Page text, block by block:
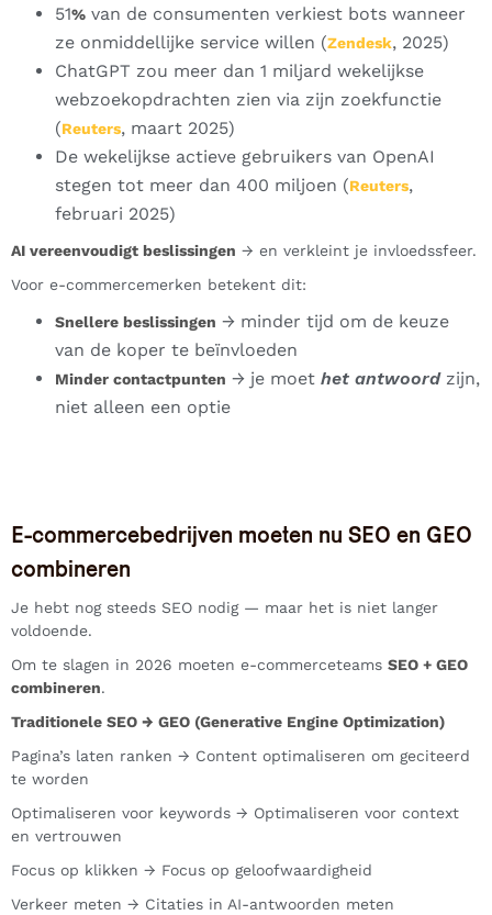
51% van de consumenten verkiest bots wanneer
ze onmiddellijke service willen (Zendesk, 2025)
ChatGPT zou meer dan 1 miljard wekelijkse
webzoekopdrachten zien via zijn zoekfunctie
(Reuters, maart 2025)
De wekelijkse actieve gebruikers van OpenAI
stegen tot meer dan 400 miljoen (Reuters,
februari 2025)
AI vereenvoudigt beslissingen → en verkleint je invloedssfeer.
Voor e-commercemerken betekent dit:
Snellere beslissingen → minder tijd om de keuze
van de koper te beïnvloeden
Minder contactpunten → je moet het antwoordzijn,
niet alleen een optie
E-commercebedrijven moeten nu SEO en GEO
combineren
Je hebt nog steeds SEO nodig — maar het is niet langer
voldoende.
Om te slagen in 2026 moeten e-commerceteams SEO + GEO
combineren.
Traditionele SEO → GEO (Generative Engine Optimization)
Pagina’s laten ranken → Content optimaliseren om geciteerd
te worden
Optimaliseren voor keywords → Optimaliseren voor context
en vertrouwen
Focus op klikken → Focus op geloofwaardigheid
Verkeer meten → Citaties in AI-antwoorden meten